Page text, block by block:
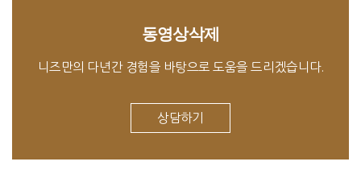
동영상삭제
니즈만의 다년간 경험을 바탕으로 도움을 드리겠습니다.
상담하기